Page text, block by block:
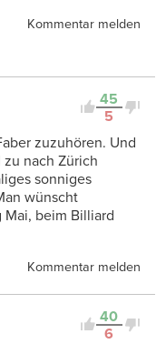
Kommentar melden
45
5
zuzuhören. Und
nach Zürich
sonniges
wünscht
beim Billiard
Kommentar melden
40
6